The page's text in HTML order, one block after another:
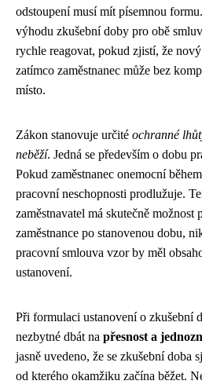
odstoupení musí mít písemnou
výhodu zkušební doby pro obě
rychle reagovat, pokud zjistí, že
zatímco zaměstnanec může bez
místo.
Zákon stanovuje určité ochranné
neběží. Jedná se především o dobu
Pokud zaměstnanec onemocní
pracovní neschopnosti prodlužuje.
zaměstnavatel má skutečně
zaměstnance po stanovenou dobu,
pracovní smlouva vzor by měl
ustanovení.
Při formulaci ustanovení o zkušební
nezbytné dbát na přesnost a
jasně uvedeno, že se zkušební doba
od kterého okamžiku začína běžet.